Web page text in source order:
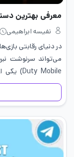
معرفی بهترین
نفیسه ابراهیمی
در دنیای رقابتی
است که برای